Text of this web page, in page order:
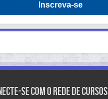
Inscreva-se
se com o Rede de Cursos